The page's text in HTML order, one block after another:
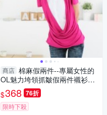
商店 棉麻假兩件--專屬女性的
OL魅力垮領抓皺假兩件襯衫
(黑.桃M-3L)-H100眼圈熊中大
尺碼◎
$368 76折
限時下殺